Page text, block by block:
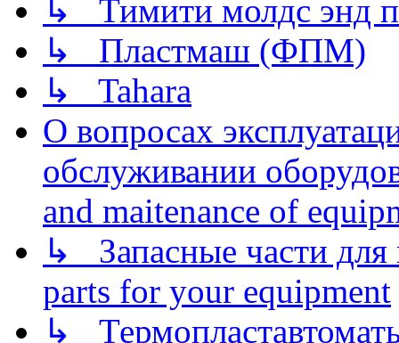
↳ Тимити молдс энд
↳ Пластмаш (ФПМ)
↳ Tahara
О вопросах
обслуживании
and maitenance of
↳ Запасные части для
parts for your equipment
↳